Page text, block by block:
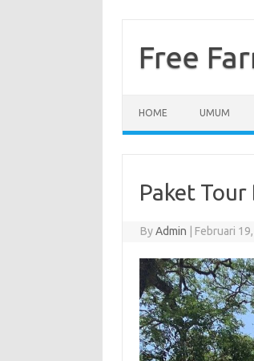
contentFree
HOME UMUM
Paket
ByAdmin Februari